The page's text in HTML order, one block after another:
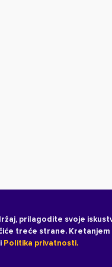
prilagodite svoje
treće strane.
i Politika privatnosti.